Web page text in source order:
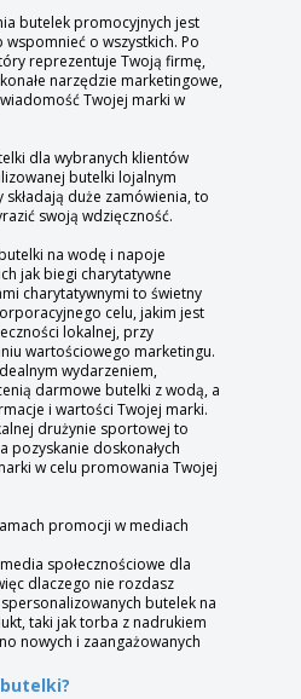
butelek promocyjnych jest
o wszystkich. Po
reprezentuje Twoją firmę,
narzędzie marketingowe,
Twojej marki w
dla wybranych klientów
butelki lojalnym
duże zamówienia, to
swoją wdzięczność.
na wodę i napoje
jak biegi charytatywne
charytatywnymi to świetny
celu, jakim jest
lokalnej, przy
wartościowego marketingu.
wydarzeniem,
darmowe butelki z wodą, a
i wartości Twojej marki.
drużynie sportowej to
pozyskanie doskonałych
w celu promowania Twojej
promocji w mediach
społecznościowe dla
dlaczego nie rozdasz
butelek na
taki jak torba z nadrukiem
nowych i zaangażowanych